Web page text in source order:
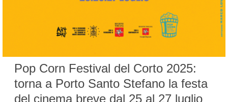
Pop Corn Festival del Corto 2025:
torna a Porto Santo Stefano la festa
del cinema breve dal 25 al 27 luglio